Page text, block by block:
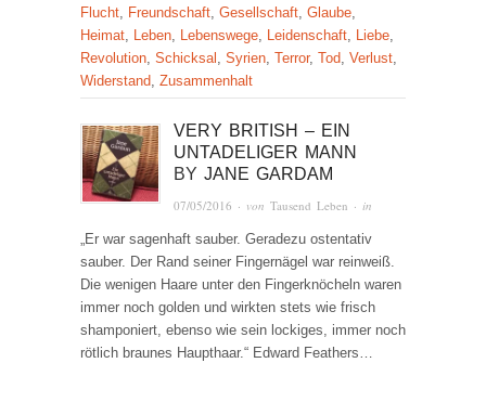
Flucht, Freundschaft, Gesellschaft, Glaube,
Heimat, Leben, Lebenswege, Leidenschaft, Liebe,
Revolution, Schicksal , Syrien, Terror, Tod, Verlust,
Widerstand, Zusammenhalt
VERY BRITISH – EIN
UNTADELIGER MANN
BYJANE GARDAM
07/05/2016 · vonTausend Leben · in
„Er war sagenhaft sauber. Geradezu ostentativ
sauber. Der Rand seiner Fingernägel war reinweiß.
Die wenigen Haare unter den Fingerknöcheln waren
immer noch golden und wirkten stets wie frisch
shamponiert, ebenso wie sein lockiges, immer noch
rötlich braunes Haupthaar.“ Edward Feathers…